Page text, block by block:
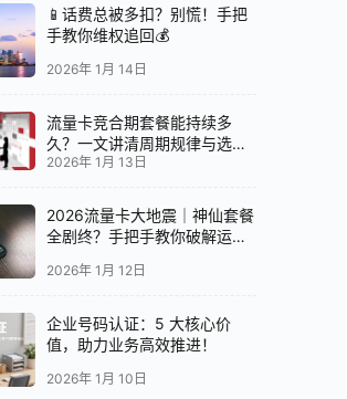
📱话费总被多扣？别慌！手把
手教你维权追回💰
2026年 1月 14日
流量卡竞合期套餐能持续多
久？一文讲清周期规律与选卡
时机
2026年 1月 13日
2026流量卡大地震｜神仙套餐
全剧终？手把手教你破解运营
2026年 1月 12日
企业号码认证：5 大核心价
值，助力业务高效推进！
2026年 1月 10日